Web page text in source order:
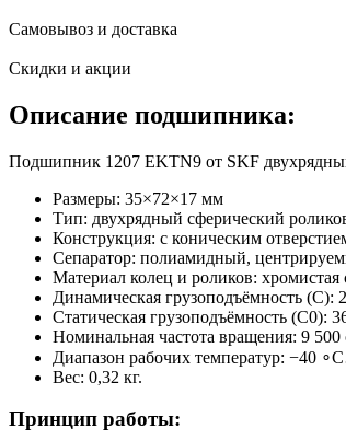
Самовывоз и доставка
Скидки и акции
Описание подшипника:
Подшипник 1207 EKTN9 от SKF
Размеры: 35×72×17 мм
Тип: двухрядный сферический
Конструкция: с коническим
Сепаратор: полиамидный,
Материал колец и роликов: хромистая
Динамическая грузоподъёмность (C):
Статическая грузоподъёмность (C0​):
Номинальная частота вращения: 9
Диапазон рабочих температур: −40
Вес: 0,32 кг.
Принцип работы: